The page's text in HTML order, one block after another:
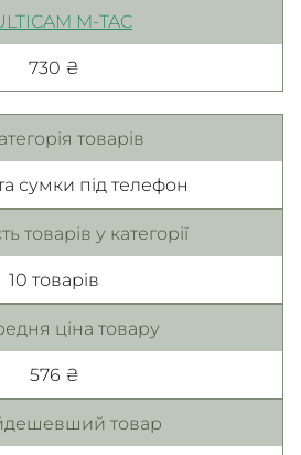
M-TAC
730 ₴
товарів
сумки під телефон
товарів у категорії
10 товарiв
ціна товару
576 ₴
товар